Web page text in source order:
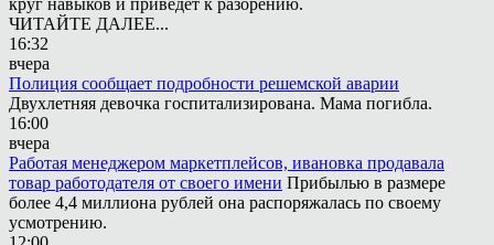
ЧИТАЙТЕ ДАЛЕЕ...
16:32
вчера
Полиция сообщает подробности решемской аварии
Двухлетняя девочка госпитализирована. Мама погибла.
16:00
вчера
Работая менеджером маркетплейсов, ивановка продавала
товар работодателя от своего имени Прибылью в размере
более 4,4 миллиона рублей она распоряжалась по своему
усмотрению.